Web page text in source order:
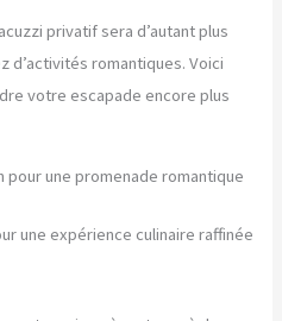
privatif sera d’autant plus
d’activités romantiques. Voici
votre escapade encore plus
pour une promenade romantique
une expérience culinaire raffinée